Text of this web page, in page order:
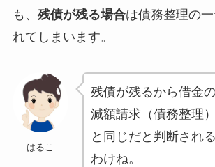
も、 残債が残る場合は債務整理の
れてしまいます。
はるこ
残債が残るから借金
減額請求（債務整理）
と同じだと判断される
わけね。